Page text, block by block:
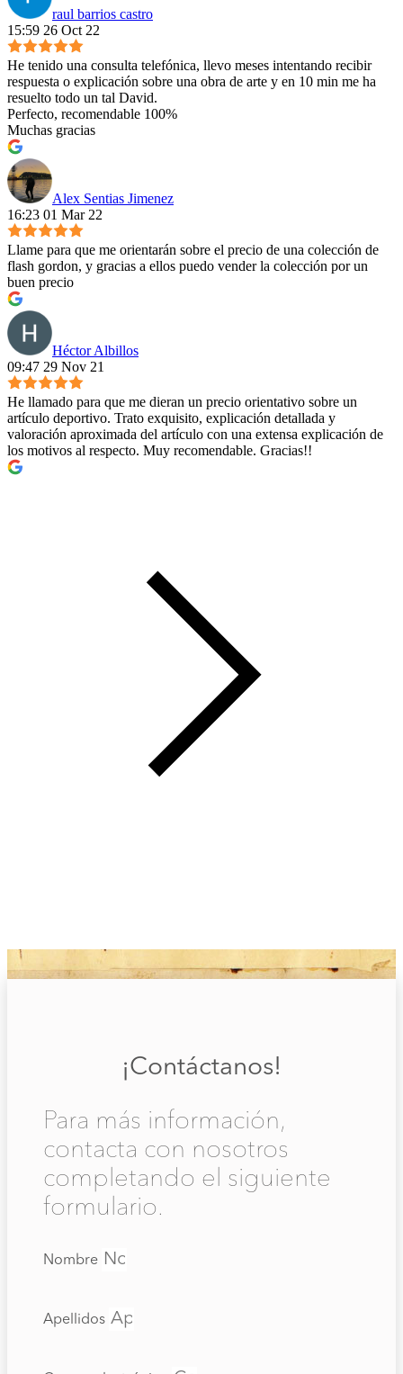
raul barrios castro
15:59 26 Oct 22
He tenido una consulta telefónica, llevo meses intentando recibir
respuesta o explicación sobre una obra de arte y en 10 min me ha
resuelto todo un tal David.
Perfecto, recomendable 100%
Muchas gracias
Alex Sentias Jimenez
16:23 01 Mar 22
Llame para que me orientarán sobre el precio de una colección de
flash gordon, y gracias a ellos puedo vender la colección por un
buen precio
Héctor Albillos
09:47 29 Nov 21
He llamado para que me dieran un precio orientativo sobre un
artículo deportivo. Trato exquisito, explicación detallada y
valoración aproximada del artículo con una extensa explicación de
los motivos al respecto. Muy recomendable. Gracias!!
¡Contáctanos!
Para más información,
contacta con nosotros
completando el siguiente
formulario.
Nombre
Apellidos